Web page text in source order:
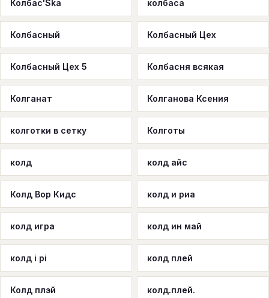
Колбас'Ska колбаса
Колбасный Колбасный Цех
Колбасный Цех 5 Колбасня всякая
Колганат Колганова Ксения
колготки в сетку Колготы
колд колд айс
Колд Вор Кидс колд и риа
колд игра колд ин май
колд і рі колд плей
Колд плэй колд.плей.